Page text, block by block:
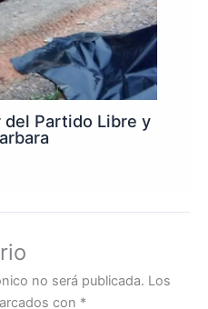
Partido Libre y
no será publicada. Los
con *